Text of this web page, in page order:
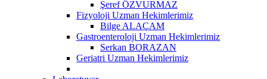
Şeref ÖZVURMAZ
Fizyoloji Uzman Hekimlerimiz
Bilge ALAÇAM
Gastroenteroloji Uzman Hekimlerimiz
Serkan BORAZAN
Geriatri Uzman Hekimlerimiz